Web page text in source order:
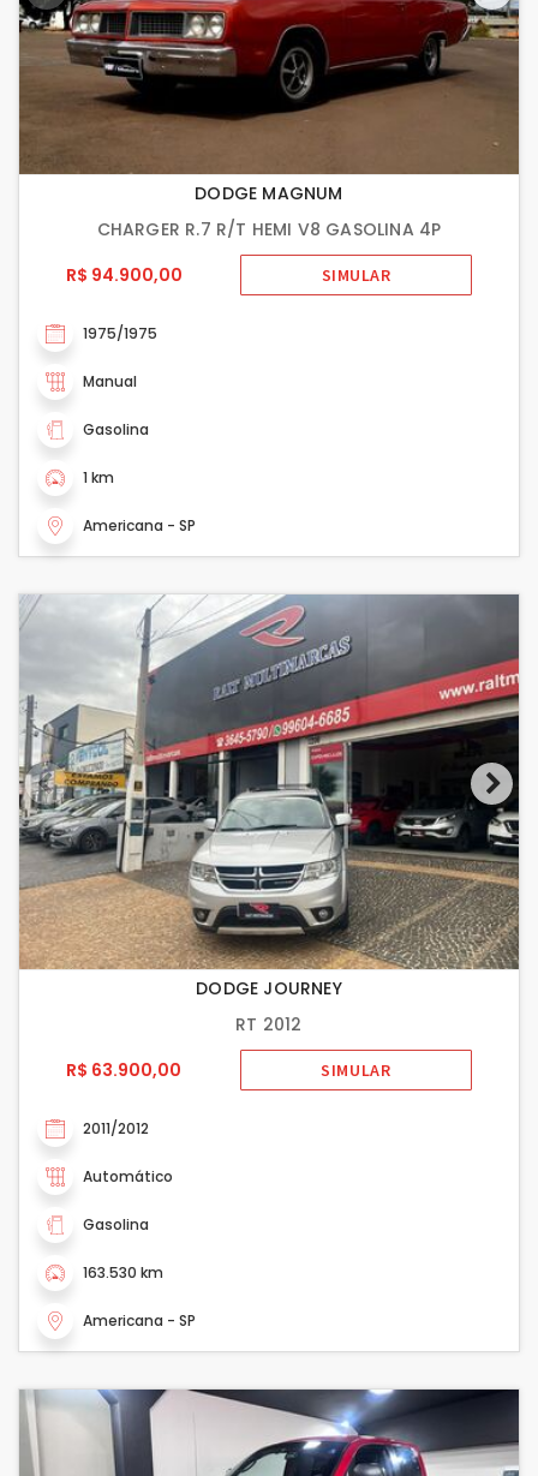
DODGE MAGNUM
CHARGER R.7 R/T HEMI V8 GASOLINA 4P
R$ 94.900,00
SIMULAR
1975/1975
Manual
Gasolina
1 km
Americana - SP
DODGE JOURNEY
RT 2012
R$ 63.900,00
SIMULAR
2011/2012
Automático
Gasolina
163.530 km
Americana - SP